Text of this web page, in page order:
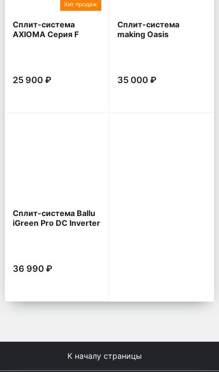
Хит продаж
Сплит-система
AXIOMA Серия F
25 900 ₽
Сплит-система
making Oasis
35 000 ₽
Сплит-система Ballu
iGreen Pro DC Inverter
36 990 ₽
К началу страницы